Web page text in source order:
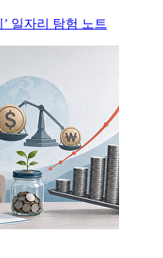
일자리 탐험 노트